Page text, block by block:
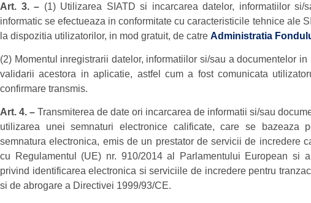
Art. 3. – (1) Utilizarea SIATD si incarcarea datelor, informatiilor si/
informatic se efectueaza in conformitate cu caracteristicile tehnice ale
la dispozitia utilizatorilor, in mod gratuit, de catre Administratia
(2) Momentul inregistrarii datelor, informatiilor si/sau a documentelor
validarii acestora in aplicatie, astfel cum a fost comunicata
confirmare transmis.
Art. 4. – Transmiterea de date ori incarcarea de informatii si/sau
utilizarea unei semnaturi electronice calificate, care se bazeaza
semnatura electronica, emis de un prestator de servicii de incredere
cu Regulamentul (UE) nr. 910/2014 al Parlamentului European si
privind identificarea electronica si serviciile de incredere pentru
si de abrogare a Directivei 1999/93/CE.